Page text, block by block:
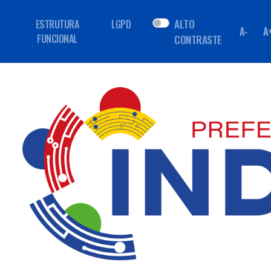
ESTRUTURA
FUNCIONAL
LGPD
ALTO
CONTRASTE
A-